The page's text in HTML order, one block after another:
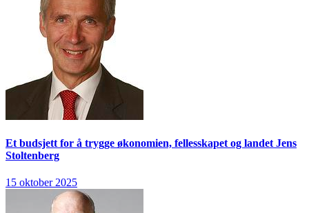
Et budsjett for å trygge økonomien, fellesskapet og landet Jens
Stoltenberg
15 oktober 2025